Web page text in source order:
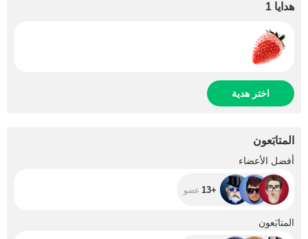
هدايا 1
اختر هدية
المتابَعون
أفضل الأعضاء
+13 عضو
المتابَعون